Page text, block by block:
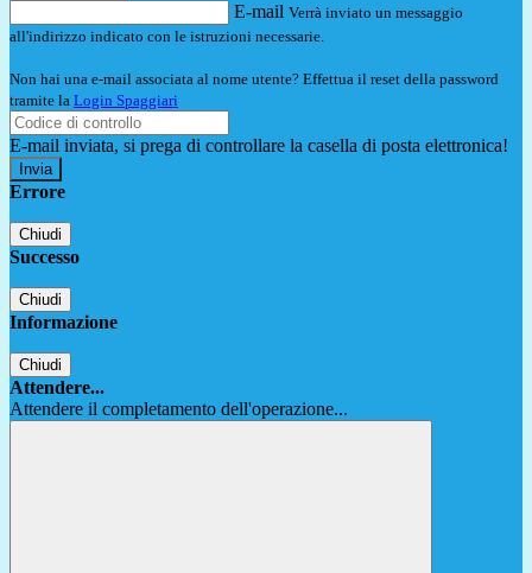
E-mail Verrà inviato un messaggio
all'indirizzo indicato con le istruzioni necessarie.
Non hai una e-mail associata al nome utente? Effettua il reset della password
tramite la Login Spaggiari
E-mail inviata, si prega di controllare la casella di posta elettronica!
Errore
Chiudi
Successo
Chiudi
Informazione
Chiudi
Attendere...
Attendere il completamento dell'operazione...